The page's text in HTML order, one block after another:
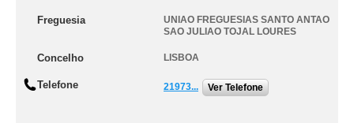
Freguesia
UNIAO FREGUESIAS SANTO ANTAO
SAO JULIAO TOJAL LOURES
Concelho LISBOA
Telefone 21973... Ver Telefone